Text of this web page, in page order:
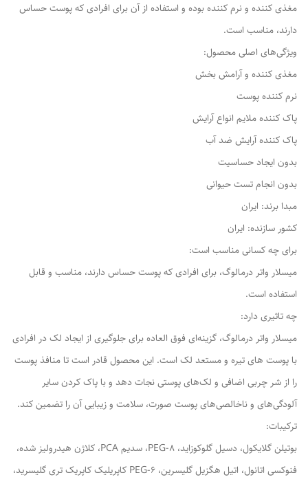
مغذی کننده و نرم کننده بوده و استفاده از آن برای افرادی که پوست حساس
دارند، مناسب است.
ویژگی‌های اصلی محصول:
مغذی کننده و آرامش بخش
نرم کننده پوست
پاک کننده ملایم انواع آرایش
پاک کننده آرایش ضد آب
بدون ایجاد حساسیت
بدون انجام تست حیوانی
مبدا برند: ایران
کشور سازنده: ایران
برای چه کسانی مناسب است:
میسلار واتر درمالوگ، برای افرادی که پوست حساس دارند، مناسب و قابل
استفاده است.
چه تاثیری دارد:
میسلار واتر درمالوگ، گزینه‌ای فوق العاده برای جلوگیری از ایجاد لک در افرادی
با پوست های تیره و مستعد لک است. این محصول قادر است تا منافذ پوست
را از شر چربی اضافی و لک‌های پوستی نجات دهد و با پاک کردن سایر
آلودگی‌های و ناخالصی‌های پوست صورت، سلامت و زیبایی آن را تضمین کند.
ترکیبات:
بوتیلن گلایکول، دسیل گلوکوزاید، PEG-8، سدیم PCA، کلاژن هیدرولیز شده،
فنوکسی اتانول، اتیل هگزیل گلیسرین، PEG-6 کاپریلیک کاپریک تری گلیسرید،